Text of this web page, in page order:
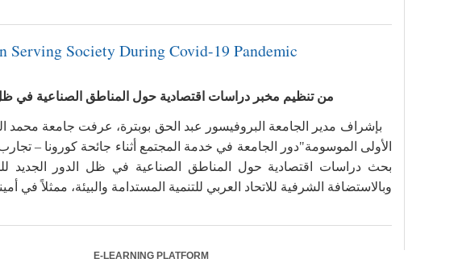
Society During Covid-19 Pandemic
من تنظيم مخبر دراسات اقتصادية حول المناطق الصناعية في ظل
بإشراف مدير الجامعة البروفيسور عبد الحق بوبترة، عرفت جامعة محمد
وبالاستضافة الشرفية للاتحاد العربي للتنمية المستدامة والبيئة، ممثلاً في
E-LEARNING PLATFORM